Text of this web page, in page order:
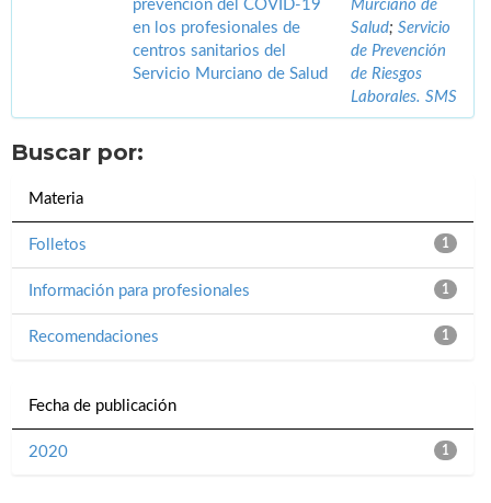
prevención del COVID-19
en los profesionales de
centros sanitarios del
Servicio Murciano de Salud
Murciano de
Salud; Servicio
de Prevención
de Riesgos
Laborales. SMS
Buscar por:
Materia
1
Folletos
1
Información para profesionales
1
Recomendaciones
Fecha de publicación
1
2020